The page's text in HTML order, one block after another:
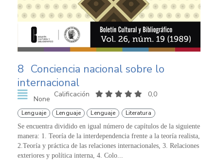
8 Conciencia nacional sobre lo
internacional
None
Calificación 0,0
Lenguaje Lenguaje Lenguaje Literatura
Se encuentra dividido en igual número de capítulos de la siguiente
manera: 1. Teoría de la interdependencia frente a la teoría realista,
2.Teoría y práctica de las relaciones internacionales, 3. Relaciones
exteriores y política interna, 4. Colo...